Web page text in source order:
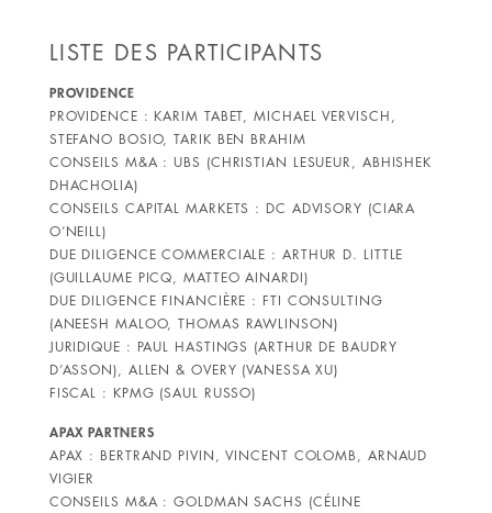
LISTE DES PARTICIPANTS
PROVIDENCE
PROVIDENCE : KARIM TABET, MICHAEL VERVISCH,
STEFANO BOSIO, TARIK BEN BRAHIM
CONSEILS M&A : UBS (CHRISTIAN LESUEUR, ABHISHEK
DHACHOLIA)
CONSEILS CAPITAL MARKETS : DC ADVISORY (CIARA
O’NEILL)
DUE DILIGENCE COMMERCIALE : ARTHUR D. LITTLE
(GUILLAUME PICQ, MATTEO AINARDI)
DUE DILIGENCE FINANCIÈRE : FTI CONSULTING
(ANEESH MALOO, THOMAS RAWLINSON)
JURIDIQUE : PAUL HASTINGS (ARTHUR DE BAUDRY
D’ASSON), ALLEN & OVERY (VANESSA XU)
FISCAL : KPMG (SAUL RUSSO)
APAX PARTNERS
APAX : BERTRAND PIVIN, VINCENT COLOMB, ARNAUD
VIGIER
CONSEILS M&A : GOLDMAN SACHS (CÉLINE